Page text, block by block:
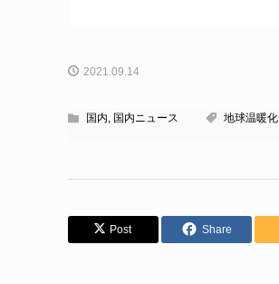
2021.09.14
国内 国内ニュース 地球温暖化,
Post Share